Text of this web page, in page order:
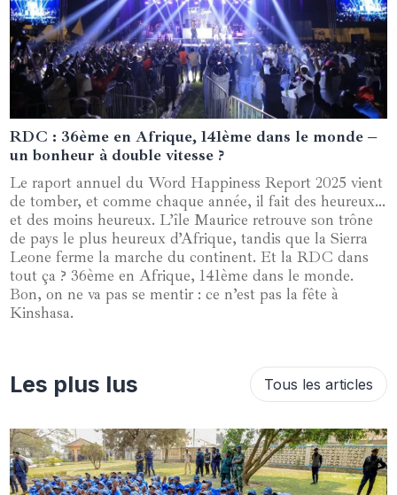
23 mars 2025
RDC : 36ème en Afrique, 141ème dans le monde –
un bonheur à double vitesse ?
Le raport annuel du Word Happiness Report 2025 vient
de tomber, et comme chaque année, il fait des heureux…
et des moins heureux. L’île Maurice retrouve son trône
de pays le plus heureux d’Afrique, tandis que la Sierra
Leone ferme la marche du continent. Et la RDC dans
tout ça ? 36ème en Afrique, 141ème dans le monde.
Bon, on ne va pas se mentir : ce n’est pas la fête à
Kinshasa.
Les plus lus Tous les articles